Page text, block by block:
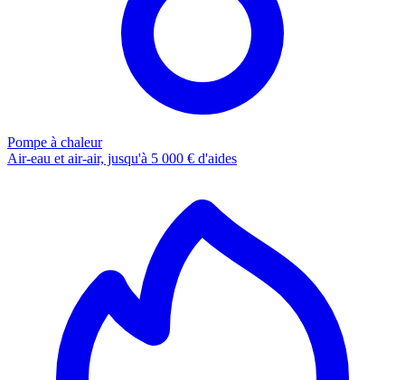
Pompe à chaleur
Air-eau et air-air, jusqu'à 5 000 € d'aides